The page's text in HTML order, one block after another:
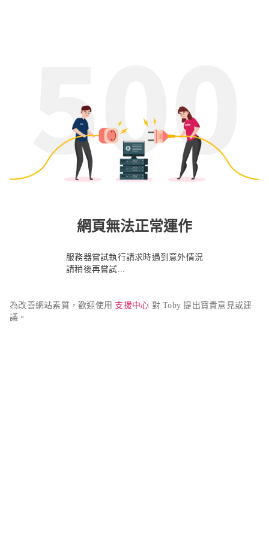
網頁無法正常運作
服務器嘗試執行請求時遇到意外情況
請稍後再嘗試...
為改善網站素質，歡迎使用 支援中心 對 Toby 提出寶貴意見或建
議。